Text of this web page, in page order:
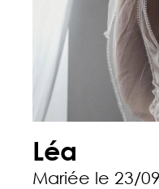
Léa
Mariée le 23/